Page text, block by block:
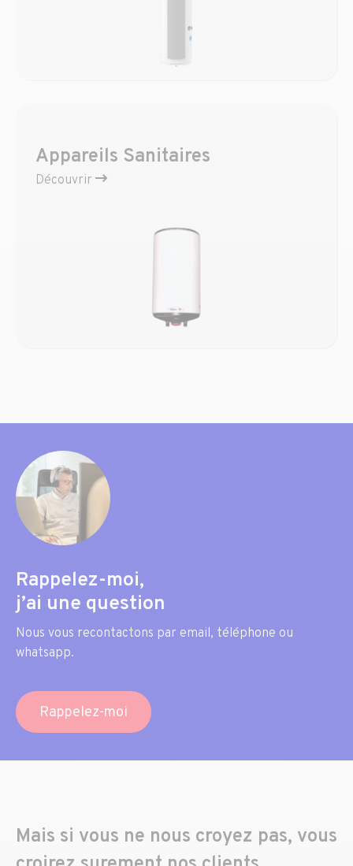
Appareils Sanitaires
Découvrir
Rappelez-moi,
j’ai une question
Nous vous recontactons par email, téléphone ou
whatsapp.
Rappelez-moi
Mais si vous ne nous croyez pas, vous